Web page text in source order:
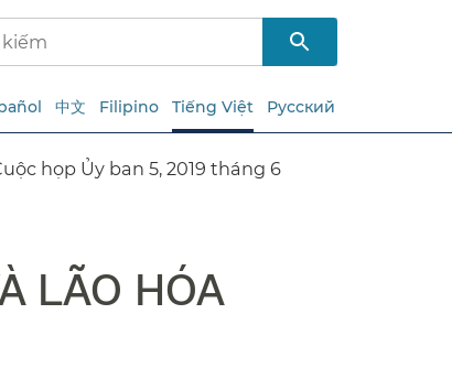
中文 Filipino Tiếng Việt Русский
họp Ủy ban 5, 2019 tháng 6​​
LÃO HÓA​​